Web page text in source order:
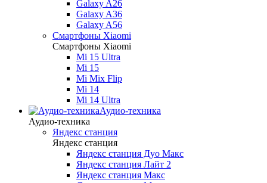
Galaxy A26
Galaxy A36
Galaxy A56
Смартфоны Xiaomi
Смартфоны Xiaomi
Mi 15 Ultra
Mi 15
Mi Mix Flip
Mi 14
Mi 14 Ultra
Аудио-техника
Аудио-техника
Яндекс станция
Яндекс станция
Яндекс станция Дуо Макс
Яндекс станция Лайт 2
Яндекс станция Макс